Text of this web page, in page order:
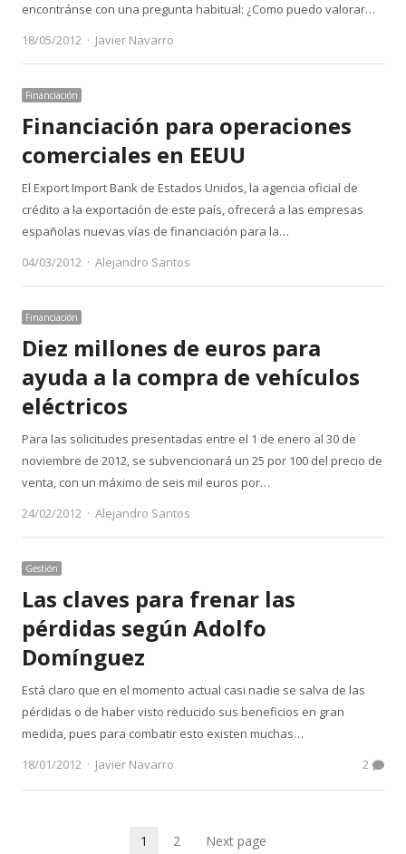
encontránse con una pregunta habitual: ¿Como puedo valorar…
18/05/2012
Author
Javier Navarro
Financiación
Financiación para operaciones
comerciales en EEUU
El Export Import Bank de Estados Unidos, la agencia oficial de
crédito a la exportación de este país, ofrecerá a las empresas
españolas nuevas vías de financiación para la…
04/03/2012
Author
Alejandro Santos
Financiación
Diez millones de euros para
ayuda a la compra de vehículos
eléctricos
Para las solicitudes presentadas entre el 1 de enero al 30 de
noviembre de 2012, se subvencionará un 25 por 100 del precio de
venta, con un máximo de seis mil euros por…
24/02/2012
Author
Alejandro Santos
Gestión
Las claves para frenar las
pérdidas según Adolfo
Domínguez
Está claro que en el momento actual casi nadie se salva de las
pérdidas o de haber visto reducido sus beneficios en gran
medida, pues para combatir esto existen muchas…
18/01/2012
Author
Javier Navarro 2
Page
1 Page
2 Next page